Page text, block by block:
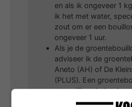
en als ik ongeveer 1
ik het met water,
zout om er een
ongeveer 1 uur.
Als je de
adviseer ik de
Aneto (AH) of De
(PLUS). Een
natuurlijk ook, let dan
het zoutgehalte.